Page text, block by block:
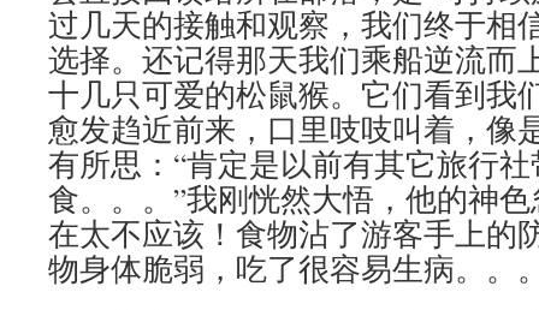
过几天的接触和观察，我们终于相
选择。还记得那天我们乘船逆流而
十几只可爱的松鼠猴。它们看到我
愈发趋近前来，口里吱吱叫着，像
有所思：“肯定是以前有其它旅行
食。。。”我刚恍然大悟，他的神
在太不应该！食物沾了游客手上的
物身体脆弱，吃了很容易生病。。